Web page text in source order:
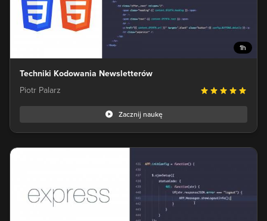
1h
Techniki Kodowania Newsletterów
Piotr Palarz
Zacznij naukę